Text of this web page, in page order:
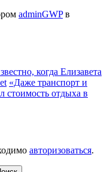
adminGWPв
когда Елизавета
«Даже транспорт и
стоимость отдыха в
авторизоваться.